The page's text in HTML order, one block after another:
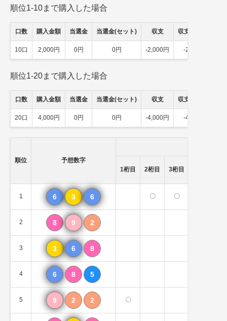
順位1-10まで購入した場合
口数 購入金額 当選金 当選金(セット) 収支 収支(セット)
10口 2,000円 0円 0円 -2,000円 -2,000円
順位1-20まで購入した場合
口数 購入金額 当選金 当選金(セット) 収支 収支(セット)
20口 4,000円 0円 0円 -4,000円 -4,000円
順位
予想数字
1桁目
2桁目 3桁目
1 6 3 6 〇 〇
2 8 9 2
3 3 6 8
4 6 8 5
5 9 2 2 〇